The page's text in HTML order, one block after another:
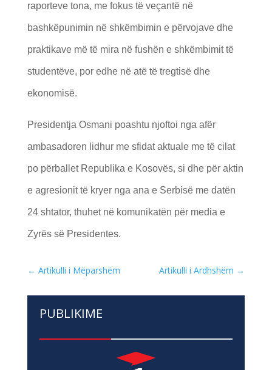
raporteve tona, me fokus të veçantë në
bashkëpunimin në shkëmbimin e përvojave dhe
praktikave më të mira në fushën e shkëmbimit të
studentëve, por edhe në atë të tregtisë dhe
ekonomisë.
Presidentja Osmani poashtu njoftoi nga afër
ambasadoren lidhur me sfidat aktuale me të cilat
po përballet Republika e Kosovës, si dhe për aktin
e agresionit të kryer nga ana e Serbisë me datën
24 shtator, thuhet në komunikatën për media e
Zyrës së Presidentes.
← Artikulli i Mëparshëm Artikulli i Ardhshëm →
PUBLIKIME